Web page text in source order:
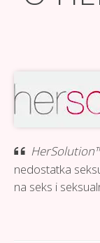
nedostatka
na seks i